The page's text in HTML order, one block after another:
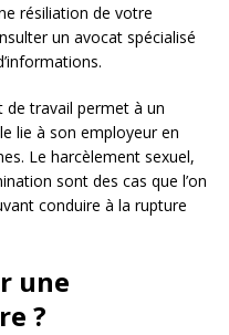
résiliation de votre
un avocat spécialisé
de travail permet à un
lie à son employeur en
Le harcèlement sexuel,
sont des cas que l’on
conduire à la rupture
une
?